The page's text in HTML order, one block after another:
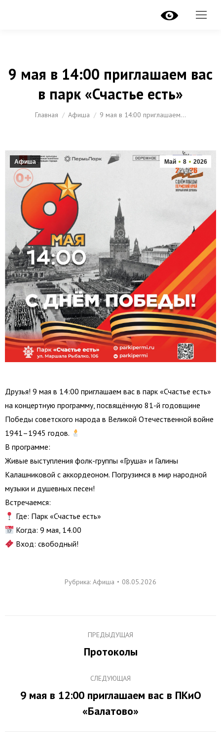
9 мая в 14:00 приглашаем вас
в парк «Счастье есть»
Вы здесь:
Главная Афиша 9 мая в 14:00 приглашаем…
Май 8 2026
Афиша
Друзья! 9 мая в 14:00 приглашаем вас в парк «Счастье есть»
на концертную программу, посвящённую 81-й годовщине
Победы советского народа в Великой Отечественной войне
1941–1945 годов.
В программе:
Живые выступления фолк-группы «Груша» и Галины
Калашниковой с аккордеоном. Погрузимся в мир народной
музыки и душевных песен!
Встречаемся:
Где: Парк «Счастье есть»
Когда: 9 мая, 14.00
Вход: свободный!
Рубрика: Афиша 08.05.2026
ПРЕДЫДУЩАЯ
Предыдущая
Протоколы
СЛЕДУЮЩАЯ
Следующая
запись:
9 мая в 12:00 приглашаем вас в ПКиО
«Балатово»